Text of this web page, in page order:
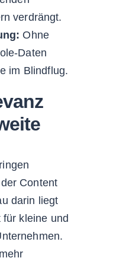
verdrängt.
Ohne
Daten
im Blindflug.
Content
darin liegt
kleine und